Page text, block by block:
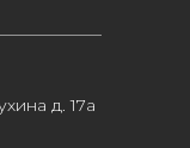
д. 17а